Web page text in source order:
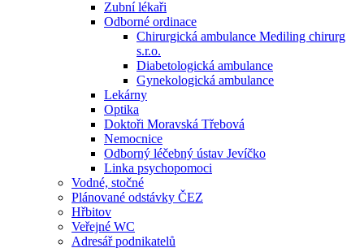
Zubní lékaři
Odborné ordinace
Chirurgická ambulance Mediling chirurg
s.r.o.
Diabetologická ambulance
Gynekologická ambulance
Lekárny
Optika
Doktoři Moravská Třebová
Nemocnice
Odborný léčebný ústav Jevíčko
Linka psychopomoci
Vodné, stočné
Plánované odstávky ČEZ
Hřbitov
Veřejné WC
Adresář podnikatelů